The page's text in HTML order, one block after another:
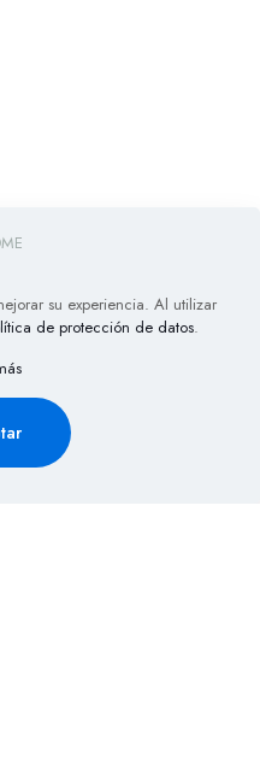
su experiencia. Al utilizar
de protección de datos.